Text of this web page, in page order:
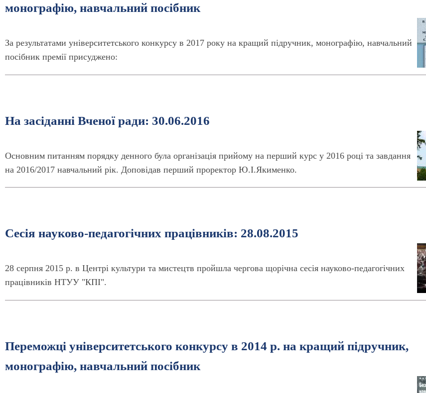
монографію, навчальний посібник
За результатами університетського конкурсу в 2017 року на кращий підручник, монографію, навчальний
посібник премії присуджено:
На засіданні Вченої ради: 30.06.2016
Основним питанням порядку денного була організація прийому на перший курс у 2016 році та завдання
на 2016/2017 навчальний рік. Доповідав перший проректор Ю.І.Якименко.
Сесія науково-педагогічних працівників: 28.08.2015
28 серпня 2015 р. в Центрі культури та мистецтв пройшла чергова щорічна сесія науково-педагогічних
працівників НТУУ "КПІ".
Переможці університетського конкурсу в 2014 р. на кращий підручник,
монографію, навчальний посібник